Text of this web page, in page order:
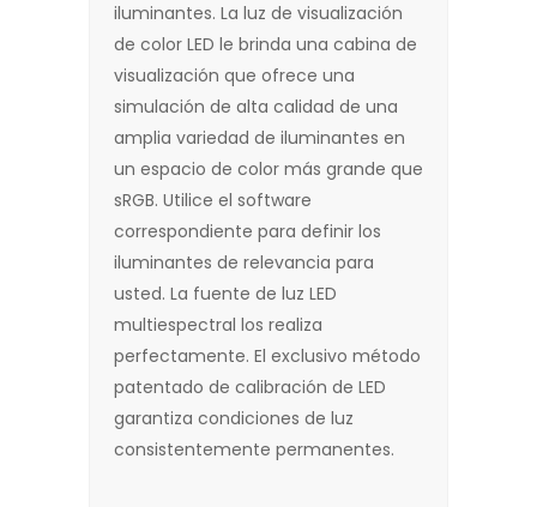
iluminantes. La luz de visualización
de color LED le brinda una cabina de
visualización que ofrece una
simulación de alta calidad de una
amplia variedad de iluminantes en
un espacio de color más grande que
sRGB. Utilice el software
correspondiente para definir los
iluminantes de relevancia para
usted. La fuente de luz LED
multiespectral los realiza
perfectamente. El exclusivo método
patentado de calibración de LED
garantiza condiciones de luz
consistentemente permanentes.